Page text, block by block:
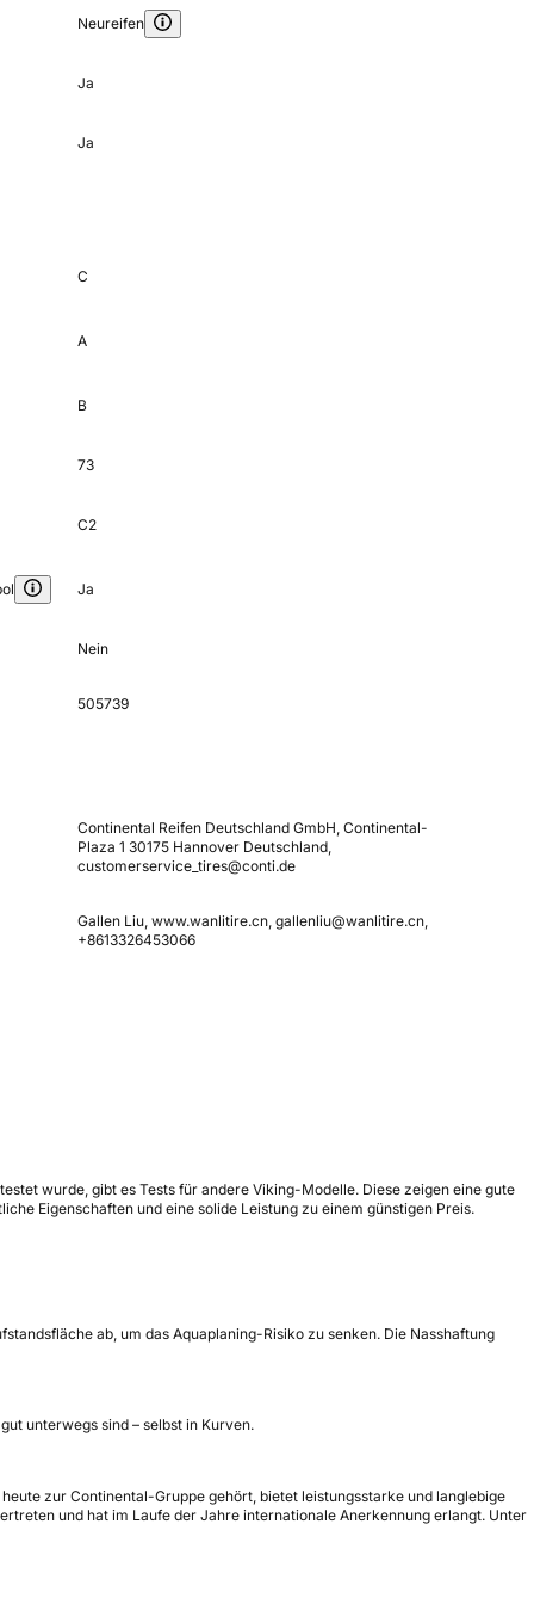
Neureifen
Ja
Ja
C
A
B
73
C2
Ja
Nein
505739
Continental Reifen Deutschland GmbH, Continental-
Plaza 1 30175 Hannover Deutschland,
customerservice_tires@conti.de
Gallen Liu, www.wanlitire.cn, gallenliu@wanlitire.cn,
+8613326453066
wurde, gibt es Tests für andere Viking-Modelle. Diese zeigen eine gute
Eigenschaften und eine solide Leistung zu einem günstigen Preis.
ab, um das Aquaplaning-Risiko zu senken. Die Nasshaftung
unterwegs sind – selbst in Kurven.
zur Continental-Gruppe gehört, bietet leistungsstarke und langlebige
und hat im Laufe der Jahre internationale Anerkennung erlangt. Unter